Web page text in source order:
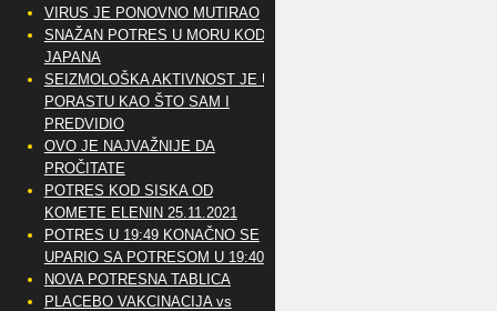
VIRUS JE PONOVNO MUTIRAO
SNAŽAN POTRES U MORU KOD
JAPANA
SEIZMOLOŠKA AKTIVNOST JE U
PORASTU KAO ŠTO SAM I
PREDVIDIO
OVO JE NAJVAŽNIJE DA
PROČITATE
POTRES KOD SISKA OD
KOMETE ELENIN 25.11.2021
POTRES U 19:49 KONAČNO SE
UPARIO SA POTRESOM U 19:40
NOVA POTRESNA TABLICA
PLACEBO VAKCINACIJA vs